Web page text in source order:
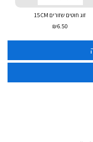
זוג חוטים שזורים 15CM
₪6.50